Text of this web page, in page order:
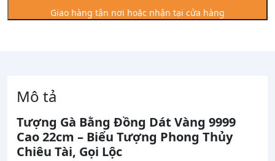
cao Giao hàng tận nơi hoặc nhận tại cửa hàng
Mô tả
Tượng Gà Bằng Đồng Dát Vàng 9999
Cao 22cm – Biểu Tượng Phong Thủy
Chiêu Tài, Gọi Lộc